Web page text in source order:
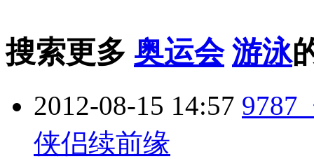
搜索更多 奥运会 游泳
2012-08-15 14:57 9787
侠侣续前缘